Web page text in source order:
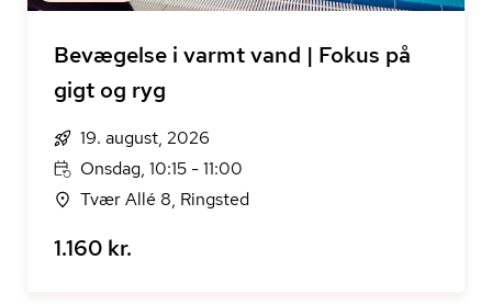
Bevægelse i varmt vand | Fokus på
gigt og ryg
19. august, 2026
Onsdag, 10:15 - 11:00
Tvær Allé 8, Ringsted
1.160 kr.